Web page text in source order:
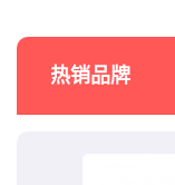
热销品牌